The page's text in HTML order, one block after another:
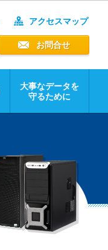
アクセスマップ
お問合せ
大事なデータを
守るために